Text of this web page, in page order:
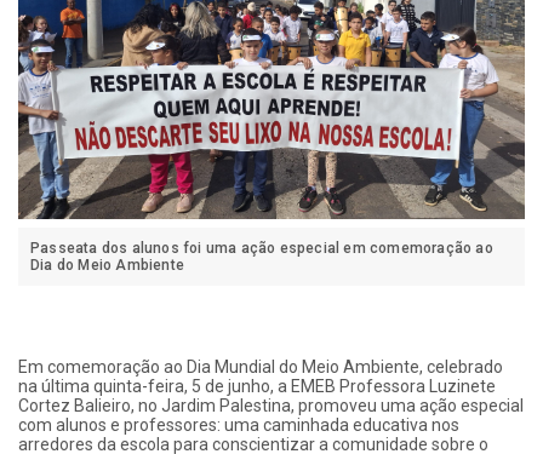
Passeata dos alunos foi uma ação especial em comemoração ao
Dia do Meio Ambiente
Em comemoração ao Dia Mundial do Meio Ambiente, celebrado
na última quinta-feira, 5 de junho, a EMEB Professora Luzinete
Cortez Balieiro, no Jardim Palestina, promoveu uma ação especial
com alunos e professores: uma caminhada educativa nos
arredores da escola para conscientizar a comunidade sobre o